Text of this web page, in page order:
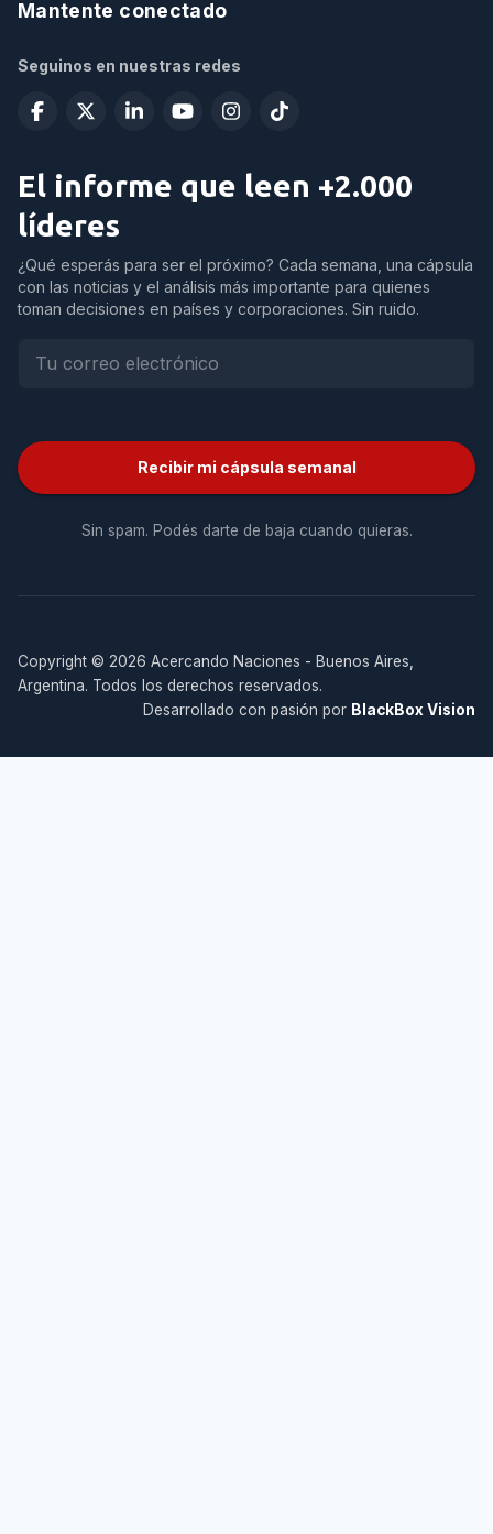
Mantente conectado
Seguinos en nuestras redes
El informe que leen +2.000
líderes
¿Qué esperás para ser el próximo? Cada semana, una cápsula
con las noticias y el análisis más importante para quienes
toman decisiones en países y corporaciones. Sin ruido.
Recibir mi cápsula semanal
Sin spam. Podés darte de baja cuando quieras.
Copyright © 2026 Acercando Naciones - Buenos Aires,
Argentina. Todos los derechos reservados.
Desarrollado con pasión por BlackBox Vision